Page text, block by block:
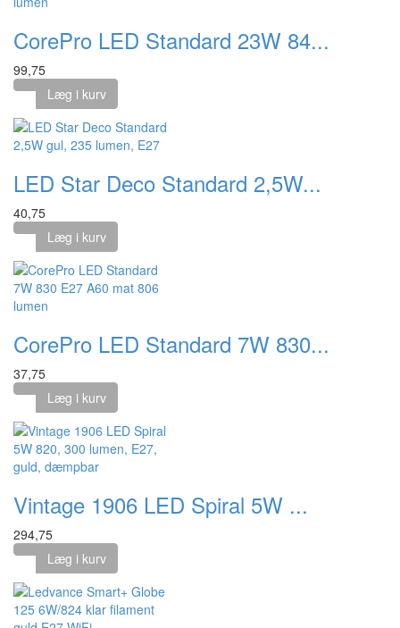
CorePro LED Standard 23W 84...
99,75
Læg i kurv
LED Star Deco Standard 2,5W...
40,75
Læg i kurv
CorePro LED Standard 7W 830...
37,75
Læg i kurv
Vintage 1906 LED Spiral 5W ...
294,75
Læg i kurv